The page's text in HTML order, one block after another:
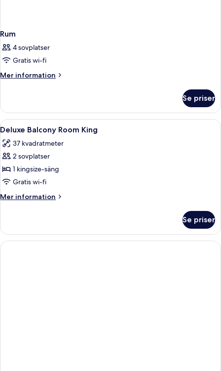
Rum
4 sovplatser
Gratis wi-fi
Mer information
Mer
Se priser
Öppna
alla
foton
för
Deluxe
Balcony
Room
King
Ett hotellrum med en stor säng, en
2
Deluxe Balcony Room King
37 kvadratmeter
2 sovplatser
1 kingsize-säng
Gratis wi-fi
Mer information
Mer
Balcony
Room
King
Se priser